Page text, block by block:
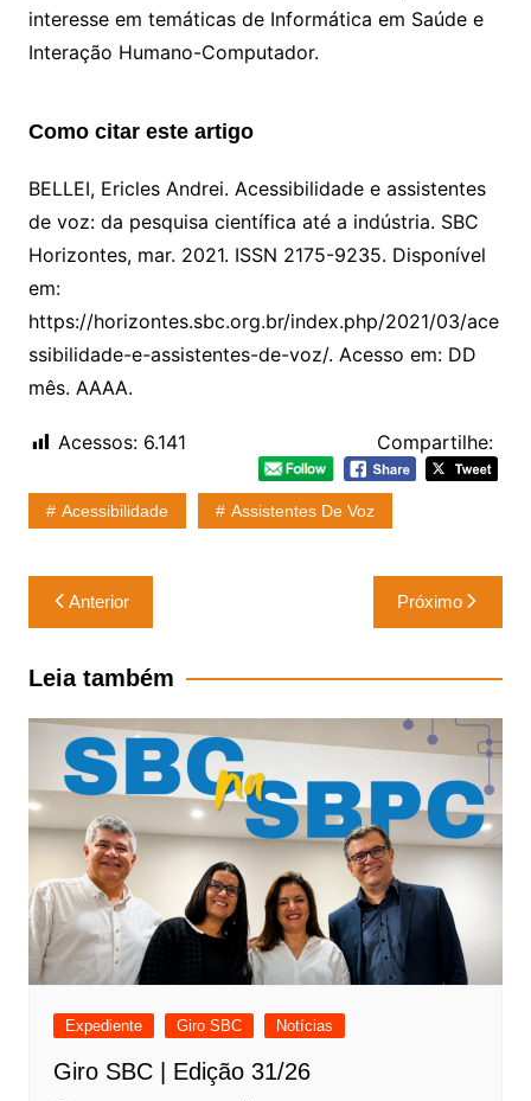
interesse em temáticas de Informática em Saúde e
Interação Humano-Computador.
Como citar este artigo
BELLEI, Ericles Andrei. Acessibilidade e assistentes
de voz: da pesquisa científica até a indústria. SBC
Horizontes, mar. 2021. ISSN 2175-9235. Disponível
em:
https://horizontes.sbc.org.br/index.php/2021/03/ace
ssibilidade-e-assistentes-de-voz/. Acesso em: DD
mês. AAAA.
Compartilhe:
Acessos: 6.141
Acessibilidade Assistentes De Voz
Navegação
de
Post
Anterior Próximo
Leia também
Expediente Giro SBC Notícias
Giro SBC | Edição 31/26